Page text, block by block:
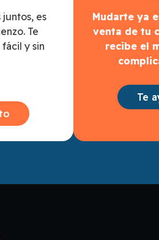
es
Te
y sin
Mudarte ya
venta de tu
recibe el
Te